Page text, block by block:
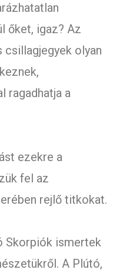
őket, igaz? Az
olyan
ragadhatja a
ezekre a
fel az
rejlő titkokat.
Skorpiók ismertek
A Plútó,